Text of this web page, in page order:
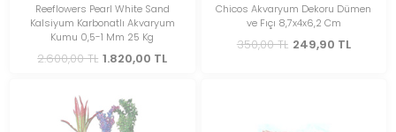
Reeflowers Pearl White Sand
Kalsiyum Karbonatlı Akvaryum
Kumu 0,5-1 Mm 25 Kg
2.600,00 TL 1.820,00 TL
Chicos Akvaryum Dekoru Dümen
ve Fıçı 8,7x4x6,2 Cm
350,00 TL 249,90 TL